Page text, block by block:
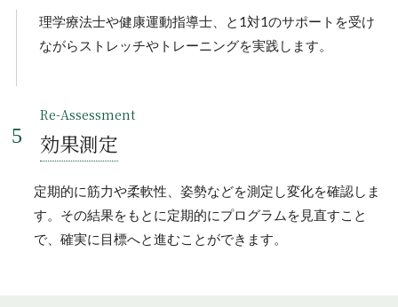
理学療法士や健康運動指導士、と1対1のサポートを受け
ながらストレッチやトレーニングを実践します。
Re-Assessment
効果測定
定期的に筋力や柔軟性、姿勢などを測定し変化を確認しま
す。その結果をもとに定期的にプログラムを見直すこと
で、確実に目標へと進むことができます。